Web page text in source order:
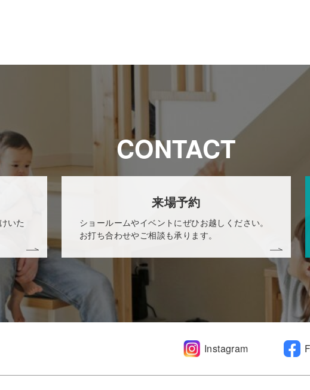
CONTACT
いた
来場予約
ショールームやイベントにぜひお越しください。
お打ち合わせやご相談も承ります。
Instagram